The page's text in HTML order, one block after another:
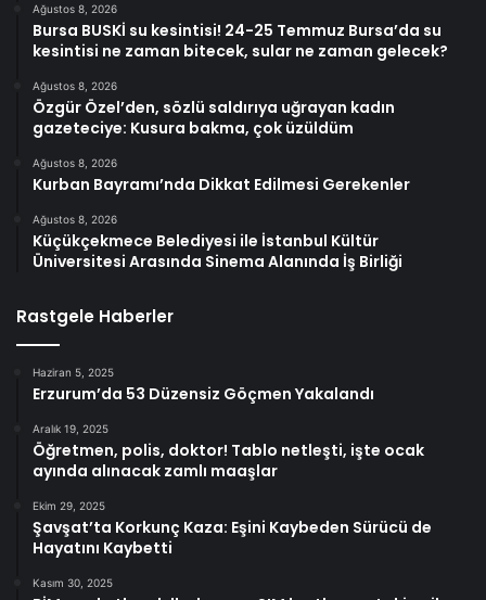
Ağustos 8, 2026
Bursa BUSKİ su kesintisi! 24-25 Temmuz Bursa’da su
kesintisi ne zaman bitecek, sular ne zaman gelecek?
Ağustos 8, 2026
Özgür Özel’den, sözlü saldırıya uğrayan kadın
gazeteciye: Kusura bakma, çok üzüldüm
Ağustos 8, 2026
Kurban Bayramı’nda Dikkat Edilmesi Gerekenler
Ağustos 8, 2026
Küçükçekmece Belediyesi ile İstanbul Kültür
Üniversitesi Arasında Sinema Alanında İş Birliği
Rastgele Haberler
Haziran 5, 2025
Erzurum’da 53 Düzensiz Göçmen Yakalandı
Aralık 19, 2025
Öğretmen, polis, doktor! Tablo netleşti, işte ocak
ayında alınacak zamlı maaşlar
Ekim 29, 2025
Şavşat’ta Korkunç Kaza: Eşini Kaybeden Sürücü de
Hayatını Kaybetti
Kasım 30, 2025